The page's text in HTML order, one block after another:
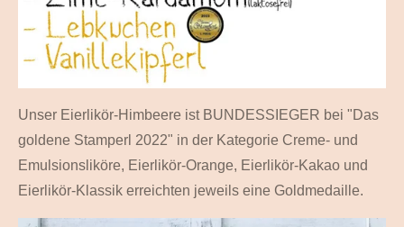
Unser Eierlikör-Himbeere ist BUNDESSIEGER bei "Das
goldene Stamperl 2022" in der Kategorie Creme- und
Emulsionsliköre, Eierlikör-Orange, Eierlikör-Kakao und
Eierlikör-Klassik erreichten jeweils eine Goldmedaille.